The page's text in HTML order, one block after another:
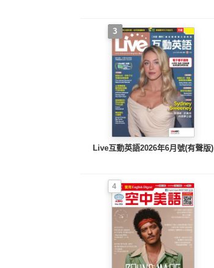
3
Live互動英語2026年6月號(有聲版)
4